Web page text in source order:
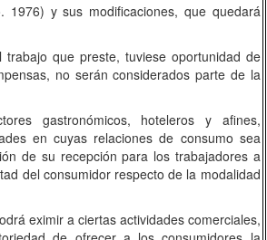
y sus modificaciones, que quedará
trabajo que preste, tuviese oportunidad de
no serán considerados parte de la
gastronómicos, hoteleros y afines,
en cuyas relaciones de consumo sea
de su recepción para los trabajadores a
del consumidor respecto de la modalidad
eximir a ciertas actividades comerciales,